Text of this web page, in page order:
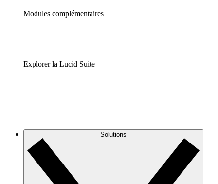
Modules complémentaires
Explorer la Lucid Suite
Solutions